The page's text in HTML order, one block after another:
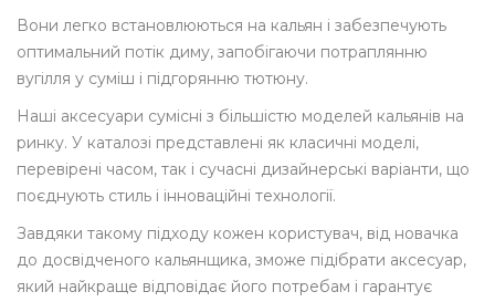
Вони легко встановлюються на кальян і забезпечують
оптимальний потік диму, запобігаючи потраплянню
вугілля у суміш і підгорянню тютюну.
Наші аксесуари сумісні з більшістю моделей кальянів на
ринку. У каталозі представлені як класичні моделі,
перевірені часом, так і сучасні дизайнерські варіанти, що
поєднують стиль і інноваційні технології.
Завдяки такому підходу кожен користувач, від новачка
до досвідченого кальянщика, зможе підібрати аксесуар,
який найкраще відповідає його потребам і гарантує